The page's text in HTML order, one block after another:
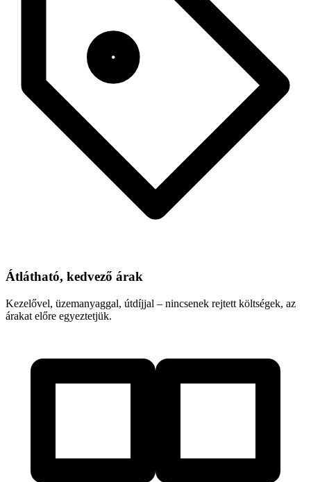
Átlátható, kedvező árak
Kezelővel, üzemanyaggal, útdíjjal – nincsenek rejtett költségek, az
árakat előre egyeztetjük.